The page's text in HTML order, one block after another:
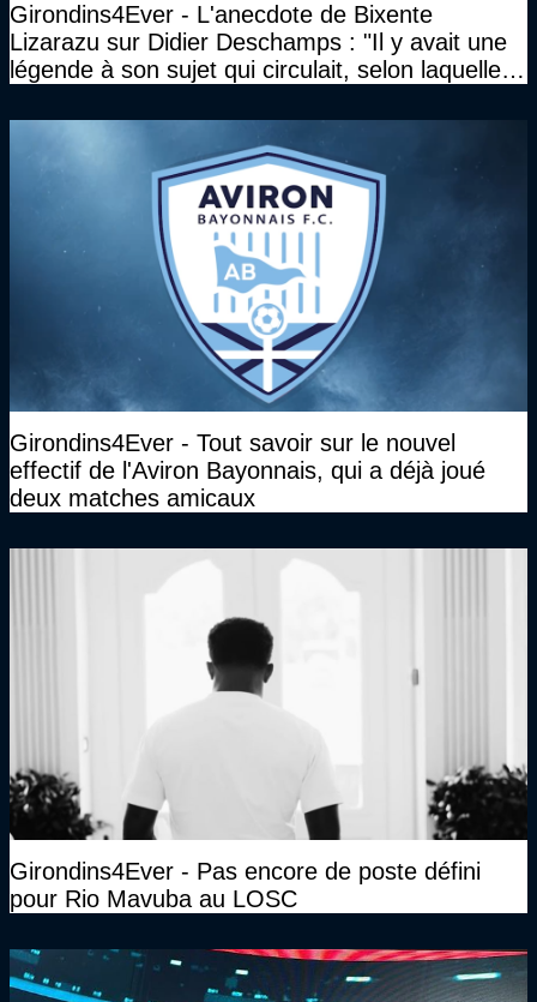
Girondins4Ever - L'anecdote de Bixente
Lizarazu sur Didier Deschamps : "Il y avait une
légende à son sujet qui circulait, selon laquelle il
Girondins4Ever - Tout savoir sur le nouvel
effectif de l'Aviron Bayonnais, qui a déjà joué
deux matches amicaux
Girondins4Ever - Pas encore de poste défini
pour Rio Mavuba au LOSC